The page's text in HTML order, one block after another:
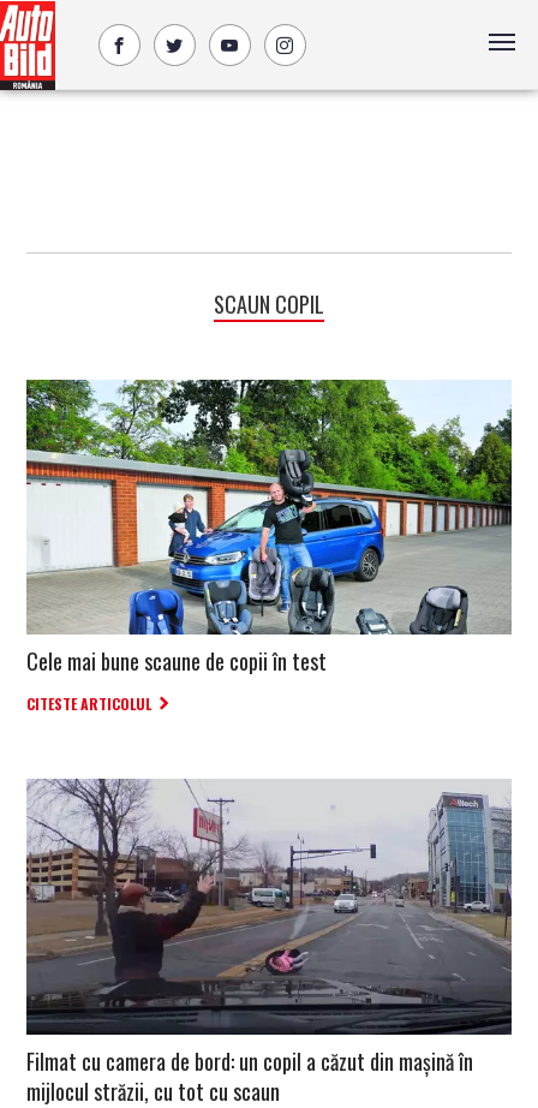
SCAUN COPIL
Cele mai bune scaune de copii în test
CITESTE ARTICOLUL
Filmat cu camera de bord: un copil a căzut din mașină în
mijlocul străzii, cu tot cu scaun